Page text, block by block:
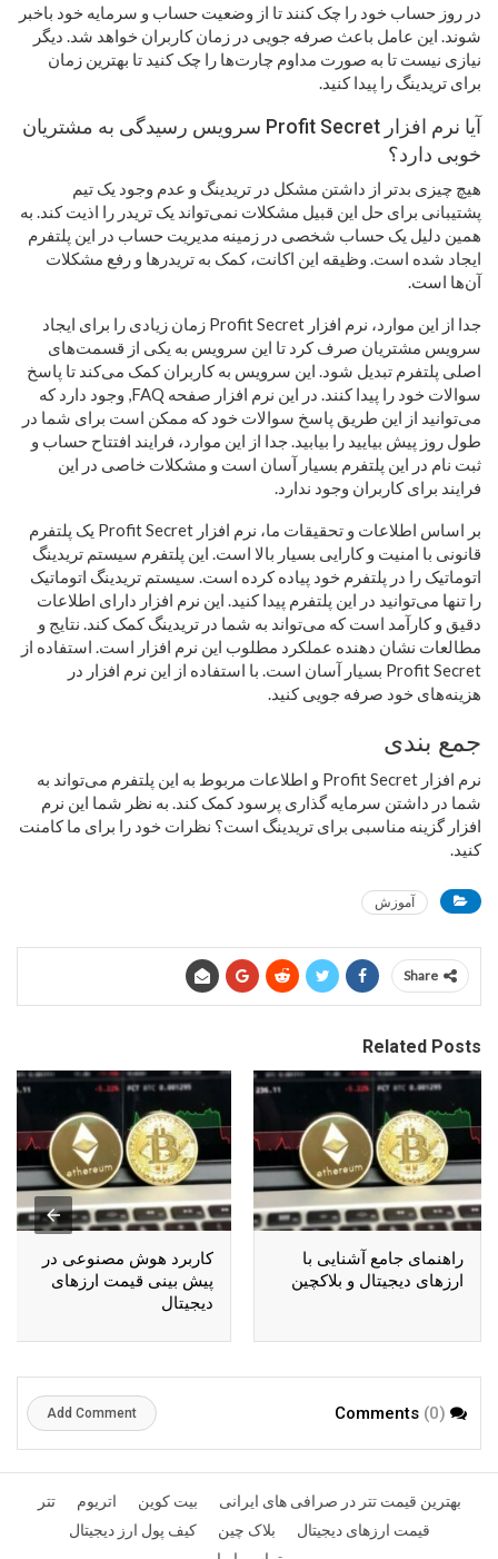
در روز حساب خود را چک کنند تا از وضعیت حساب و سرمایه خود باخبر
شوند. این عامل باعث صرفه جویی در زمان کاربران خواهد شد. دیگر
نیازی نیست تا به صورت مداوم چارت‌ها را چک کنید تا بهترین زمان
برای تریدینگ را پیدا کنید.
آیا نرم افزار Profit Secret سرویس رسیدگی به مشتریان
خوبی دارد؟
هیچ چیزی بدتر از داشتن مشکل در تریدینگ و عدم وجود یک تیم
پشتیبانی برای حل این قبیل مشکلات نمی‌تواند یک تریدر را اذیت کند. به
همین دلیل یک حساب شخصی در زمینه مدیریت حساب در این پلتفرم
ایجاد شده است. وظیقه این اکانت، کمک به تریدرها و رفع مشکلات
آن‌ها است.
جدا از این موارد، نرم افزار Profit Secret زمان زیادی را برای ایجاد
سرویس مشتریان صرف کرد تا این سرویس به یکی از قسمت‌های
اصلی پلتفرم تبدیل شود. این سرویس به کاربران کمک می‌کند تا پاسخ
سوالات خود را پیدا کنند. در این نرم افزار صفحه FAQ, وجود دارد که
می‌توانید از این طریق پاسخ سوالات خود که ممکن است برای شما در
طول روز پیش بیایید را بیابید. جدا از این موارد، فرایند افتتاح حساب و
ثبت نام در این پلتفرم بسیار آسان است و مشکلات خاصی در این
فرایند برای کاربران وجود ندارد.
بر اساس اطلاعات و تحقیقات ما، نرم افزار Profit Secret یک پلتفرم
قانونی با امنیت و کارایی بسیار بالا است. این پلتفرم سیستم تریدینگ
اتوماتیک را در پلتفرم خود پیاده کرده است. سیستم تریدینگ اتوماتیک
را تنها می‌توانید در این پلتفرم پیدا کنید. این نرم افزار دارای اطلاعات
دقیق و کارآمد است که می‌تواند به شما در تریدینگ کمک کند. نتایج و
مطالعات نشان دهنده عملکرد مطلوب این نرم افزار است. استفاده از
Profit Secret بسیار آسان است. با استفاده از این نرم افزار در
هزینه‌های خود صرفه جویی کنید.
جمع بندی
نرم افزار Profit Secret و اطلاعات مربوط به این پلتفرم می‌تواند به
شما در داشتن سرمایه گذاری پرسود کمک کند. به نظر شما این نرم
افزار گزینه مناسبی برای تریدینگ است؟ نظرات خود را برای ما کامنت
کنید.
آموزش
Share
Related Posts
راهنمای جامع آشنایی با
ارزهای دیجیتال و بلاکچین
کاربرد هوش مصنوعی در
پیش بینی قیمت ارزهای
دیجیتال
(0)
Add Comment
بهترین قیمت تتر در صرافی های ایرانی بیت کوین اتریوم
تتر
قیمت ارزهای دیجیتال
بلاک چین
کیف پول ارز دیجیتال